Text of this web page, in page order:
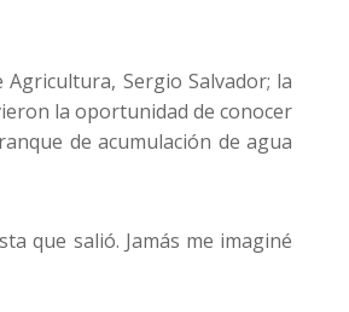
Sergio Salvador; la
la oportunidad de conocer
de acumulación de agua
que salió. Jamás me imaginé